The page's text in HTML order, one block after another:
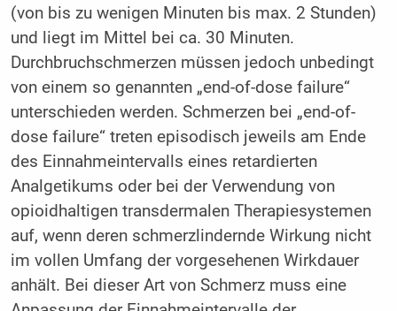
(von bis zu wenigen Minuten bis max. 2 Stunden)
und liegt im Mittel bei ca. 30 Minuten.
Durchbruchschmerzen müssen jedoch unbedingt
von einem so genannten „end-of-dose failure“
unterschieden werden. Schmerzen bei „end-of-
dose failure“ treten episodisch jeweils am Ende
des Einnahmeintervalls eines retardierten
Analgetikums oder bei der Verwendung von
opioidhaltigen transdermalen Therapiesystemen
auf, wenn deren schmerzlindernde Wirkung nicht
im vollen Umfang der vorgesehenen Wirkdauer
anhält. Bei dieser Art von Schmerz muss eine